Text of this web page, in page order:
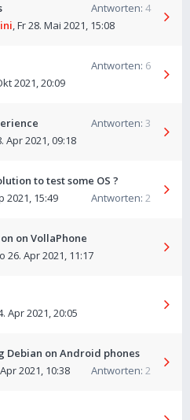
Antworten: 4
,Fr 28. Mai 2021, 15:08
Antworten: 6
2021, 20:09
Antworten: 3
Apr 2021, 09:18
to test some OS ?
Antworten: 2
2021, 15:49
on VollaPhone
26. Apr 2021, 11:17
Apr 2021, 20:05
Debian on Android phones
Antworten: 2
2021, 10:38